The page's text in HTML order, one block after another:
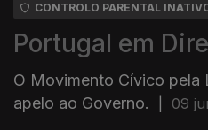
CONTROLO PARENTAL
Portugal em
O Movimento Cívico pela
apelo ao Governo.
09